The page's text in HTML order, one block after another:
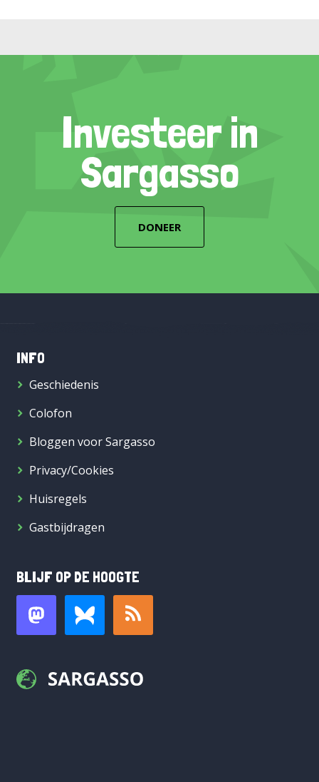
Investeer in
Sargasso
DONEER
INFO
Geschiedenis
Colofon
Bloggen voor Sargasso
Privacy/Cookies
Huisregels
Gastbijdragen
BLIJF OP DE HOOGTE